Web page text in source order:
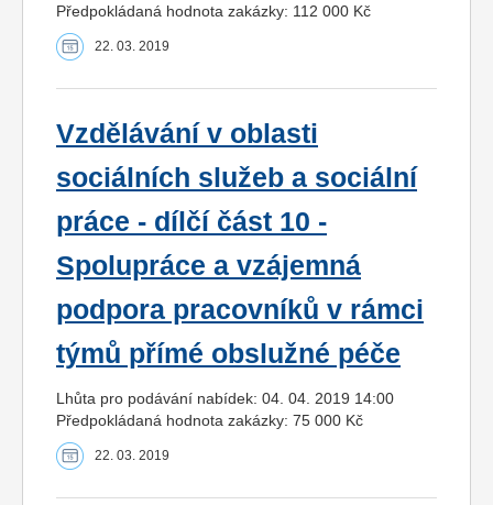
Předpokládaná hodnota zakázky: 112 000 Kč
22. 03. 2019
Vzdělávání v oblasti
sociálních služeb a sociální
práce - dílčí část 10 -
Spolupráce a vzájemná
podpora pracovníků v rámci
týmů přímé obslužné péče
Lhůta pro podávání nabídek: 04. 04. 2019 14:00
Předpokládaná hodnota zakázky: 75 000 Kč
22. 03. 2019